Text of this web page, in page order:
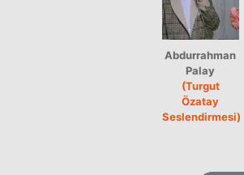
Abdurrahman
Palay
(Turgut
Özatay
Seslendirmesi)